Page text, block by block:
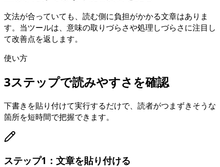
文法が合っていても、読む側に負担がかかる文章はありま
す。当ツールは、意味の取りづらさや処理しづらさに注目し
て改善点を返します。
使い方
3ステップで読みやすさを確認
下書きを貼り付けて実行するだけで、読者がつまずきそうな
箇所を短時間で把握できます。
ステップ1：文章を貼り付ける